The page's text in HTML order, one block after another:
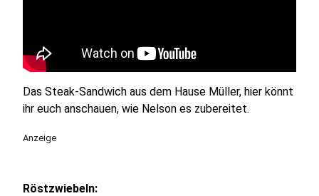
Das Steak-Sandwich aus dem Hause Müller, hier könnt
ihr euch anschauen, wie Nelson es zubereitet.
Anzeige
Röstzwiebeln: